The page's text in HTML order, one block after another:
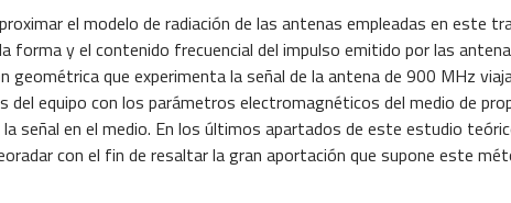
el modelo de radiación de las antenas empleadas en este
forma y el contenido frecuencial del impulso emitido por las
que experimenta la señal de la antena de 900 MHz
del equipo con los parámetros electromagnéticos del medio de
señal en el medio. En los últimos apartados de este estudio
con el fin de resaltar la gran aportación que supone este